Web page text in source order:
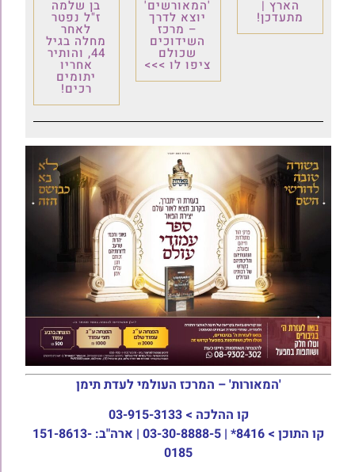
הארץ |
מתעדכן!
'המאורשים'
יוצא לדרך
– מרכז
השידוכים
שכולם
ציפו לו >>>
בן שלמה
ז"ל נפטר
לאחר
מחלה בגיל
44, והותיר
אחריו
יתומים
רכים!
'המאורות' – המרכז העולמי לעדת תימן
קו ההלכה > 03-915-3133
קו התוכן >
8416* | 03-30-8888-5 | ארה"ב: 151-8613-
0185